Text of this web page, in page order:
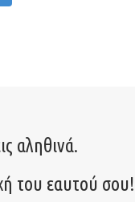
αληθινά.
του εαυτού σου!